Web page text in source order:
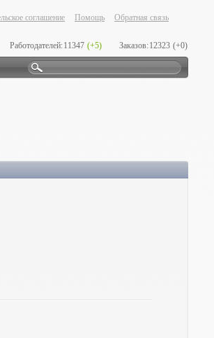
соглашение Помощь Обратная связь
Работодателей:11347 (+5) Заказов:12323 (+0)